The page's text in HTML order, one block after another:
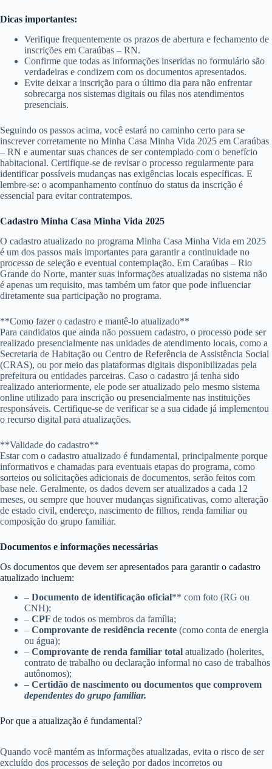
Dicas importantes:
Verifique frequentemente os prazos de abertura e fechamento de
inscrições em Caraúbas – RN.
Confirme que todas as informações inseridas no formulário são
verdadeiras e condizem com os documentos apresentados.
Evite deixar a inscrição para o último dia para não enfrentar
sobrecarga nos sistemas digitais ou filas nos atendimentos
presenciais.
Seguindo os passos acima, você estará no caminho certo para se
inscrever corretamente no Minha Casa Minha Vida 2025 em Caraúbas
– RN e aumentar suas chances de ser contemplado com o benefício
habitacional. Certifique-se de revisar o processo regularmente para
identificar possíveis mudanças nas exigências locais específicas. E
lembre-se: o acompanhamento contínuo do status da inscrição é
essencial para evitar contratempos.
Cadastro Minha Casa Minha Vida 2025
O cadastro atualizado no programa Minha Casa Minha Vida em 2025
é um dos passos mais importantes para garantir a continuidade no
processo de seleção e eventual contemplação. Em Caraúbas – Rio
Grande do Norte, manter suas informações atualizadas no sistema não
é apenas um requisito, mas também um fator que pode influenciar
diretamente sua participação no programa.
**Como fazer o cadastro e mantê-lo atualizado**
Para candidatos que ainda não possuem cadastro, o processo pode ser
realizado presencialmente nas unidades de atendimento locais, como a
Secretaria de Habitação ou Centro de Referência de Assistência Social
(CRAS), ou por meio das plataformas digitais disponibilizadas pela
prefeitura ou entidades parceiras. Caso o cadastro já tenha sido
realizado anteriormente, ele pode ser atualizado pelo mesmo sistema
online utilizado para inscrição ou presencialmente nas instituições
responsáveis. Certifique-se de verificar se a sua cidade já implementou
o recurso digital para atualizações.
**Validade do cadastro**
Estar com o cadastro atualizado é fundamental, principalmente porque
informativos e chamadas para eventuais etapas do programa, como
sorteios ou solicitações adicionais de documentos, serão feitos com
base nele. Geralmente, os dados devem ser atualizados a cada 12
meses, ou sempre que houver mudanças significativas, como alteração
de estado civil, endereço, nascimento de filhos, renda familiar ou
composição do grupo familiar.
Documentos e informações necessárias
Os documentos que devem ser apresentados para garantir o cadastro
atualizado incluem:
– Documento de identificação oficial** com foto (RG ou
CNH);
– CPF de todos os membros da família;
– Comprovante de residência recente (como conta de energia
ou água);
– Comprovante de renda familiar total atualizado (holerites,
contrato de trabalho ou declaração informal no caso de trabalhos
autônomos);
– Certidão de nascimento ou documentos que comprovem
dependentes do grupo familiar.
Por que a atualização é fundamental?
Quando você mantém as informações atualizadas, evita o risco de ser
excluído dos processos de seleção por dados incorretos ou